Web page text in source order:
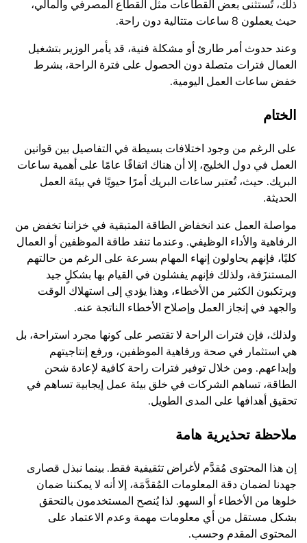
ذلك، تُستثنى بعض القطاعات مثل القطاع المصرفي والمالي،
حيث يعملون 8 ساعات متتالية دون راحة.
وعند حدوث أمر طارئ أو مشكلة فنية، قد يأمر الوزير بتشغيل
العمال فترات متصلة دون الحصول على فترة الراحة، بشرط
خفض ساعات العمل اليومية.
الختام
على الرغم من وجود اختلافات بسيطة في التفاصيل بين قوانين
العمل في دول الخليج، إلا أن هناك اتفاقًا عامًا على أهمية ساعات
البريك. حيث، تُعتبر ساعات البريك أمرًا حيويًا في بيئة العمل
الحديثة.
مواصلة العمل عند انخفاض الطاقة المتبقية في خزاننا تخفض من
الرفاهية والأداء الوظيفي. وعندما تنفد طاقة الموظفين أو العمال
كليًا، فإنهم يحاولون إنهاء المهام بسرعة على الرغم من حالتهم
المستنزَفة، ولذلك فإنهم يفشلون في القيام بها بشكلٍ جيد
ويرتكبون الكثير من الأخطاء، وهذا يؤدي إلى استهلاك الوقت
والجهد في إنجاز العمل وإصلاح الأخطاء الناتجة عنه.
ولذلك، فإن فترات الراحة لا تقتصر على كونها مجرد استراحة، بل
هي استثمار في صحة ورفاهية الموظفين، ورفع إنتاجيتهم
وإبداعهم. ومن خلال توفير فترات راحة كافية لإعادة شحن
الطاقة، تساهم الشركات في خلق بيئة عمل إيجابية تساهم في
تحقيق أهدافها على المدى الطويل.
ملاحظة تحذيرية هامة
إن هذا المحتوى مُقدَّم لأغراض تثقيفية فقط. بينما نبذل قصارى
جهدنا لضمان دقة المعلومات المُقدَّمَة، إلا أنه لا يمكننا ضمان
خلوها من الأخطاء أو السهو. لذا يُنصح المستخدمون بالتحقق
بشكل مستقل من أي معلومات مهمة وعدم الاعتماد على
المحتوى المقدم وحسب.